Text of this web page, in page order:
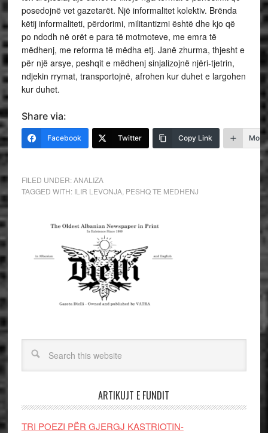
posedojnë vet gazetarët. Një informalitet kolektiv. Brënda
këtij informaliteti, përdorimi, militantizmi është dhe kjo që
po ndodh në orët e para të motmoteve, me emra të
mëdhenj, me reforma të mëdha etj. Janë zhurma, thjesht e
për një arsye, peshqit e mëdhenj sinjalizojnë njëri-tjetrin,
ndjekin rrymat, transportojnë, afrohen kur duhet e largohen
kur duhet.
Share via:
Facebook Twitter Copy Link More
FILED UNDER:ANALIZA
TAGGED WITH: ILIR LEVONJA, PESHQ TE MEDHENJ
ARTIKUJT E FUNDIT
TRI POEZI PËR GJERGJ KASTRIOTIN-